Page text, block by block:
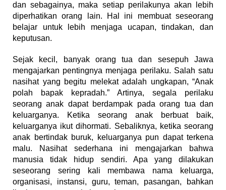
dan sebagainya, maka setiap perilakunya akan lebih
diperhatikan orang lain. Hal ini membuat seseorang
belajar untuk lebih menjaga ucapan, tindakan, dan
keputusan.
Sejak kecil, banyak orang tua dan sesepuh Jawa
mengajarkan pentingnya menjaga perilaku. Salah satu
nasihat yang begitu melekat adalah ungkapan, “Anak
polah bapak kepradah.” Artinya, segala perilaku
seorang anak dapat berdampak pada orang tua dan
keluarganya. Ketika seorang anak berbuat baik,
keluarganya ikut dihormati. Sebaliknya, ketika seorang
anak bertindak buruk, keluarganya pun dapat terkena
malu. Nasihat sederhana ini mengajarkan bahwa
manusia tidak hidup sendiri. Apa yang dilakukan
seseorang sering kali membawa nama keluarga,
organisasi, instansi, guru, teman, pasangan, bahkan